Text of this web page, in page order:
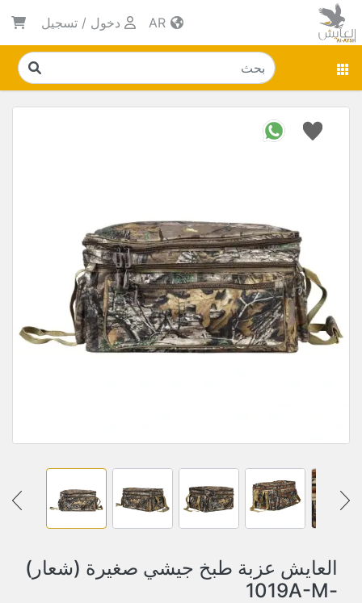
دخول / تسجيل
العايش عزبة طبخ جيشي صغيرة (شعار)
-1019A-M